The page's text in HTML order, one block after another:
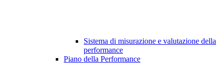
Sistema di misurazione e valutazione della
performance
Piano della Performance